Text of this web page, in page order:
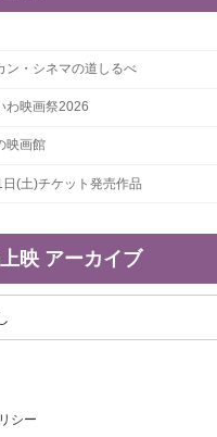
ン・シネマの道しるべ
わ映画祭2026
映画館
日(土)チケット発売作品
映 アーカイブ
シー